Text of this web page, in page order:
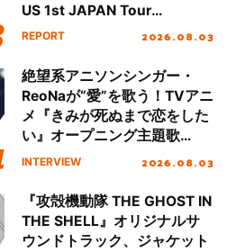
US 1st JAPAN Tour
Final「NICE to meet YOU
ート!!
REPORT 2026.08.03
絶望系アニソンシンガー・
ReoNaが“愛”を歌う！TVアニ
メ『きみが死ぬまで恋をした
い』オープニング主題歌
「Amore」インタビュー
INTERVIEW 2026.08.03
『攻殻機動隊 THE GHOST IN
THE SHELL』オリジナルサ
ウンドトラック、ジャケット